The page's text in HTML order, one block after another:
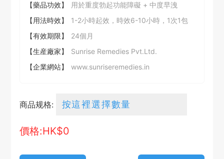
【藥品功效】
用於重度勃起功能障礙 + 中度早洩
【用法時效】
1-2小時起效，時效6-10小時，1次1包
【有效期限】
24個月
【生産廠家】
Sunrise Remedies Pvt.Ltd.
【企業網站】
www.sunriseremedies.in
商品规格:
價格:HK$0